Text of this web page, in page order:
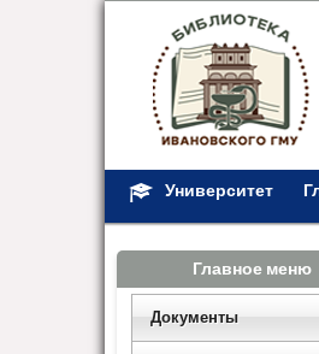
Университет
Главное меню
Документы